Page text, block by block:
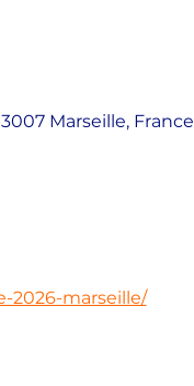
Marseille, France
2026-marseille/